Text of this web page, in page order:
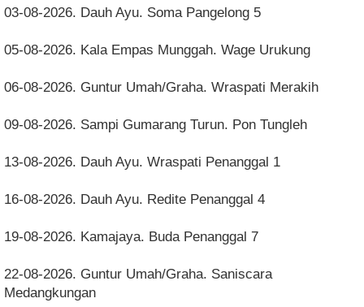
03-08-2026. Dauh Ayu. Soma Pangelong 5
05-08-2026. Kala Empas Munggah. Wage Urukung
06-08-2026. Guntur Umah/Graha. Wraspati Merakih
09-08-2026. Sampi Gumarang Turun. Pon Tungleh
13-08-2026. Dauh Ayu. Wraspati Penanggal 1
16-08-2026. Dauh Ayu. Redite Penanggal 4
19-08-2026. Kamajaya. Buda Penanggal 7
22-08-2026. Guntur Umah/Graha. Saniscara
Medangkungan